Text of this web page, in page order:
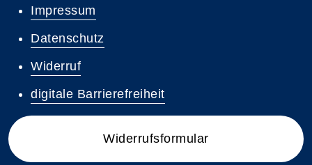
Impressum
Datenschutz
Widerruf
digitale Barrierefreiheit
Widerrufsformular